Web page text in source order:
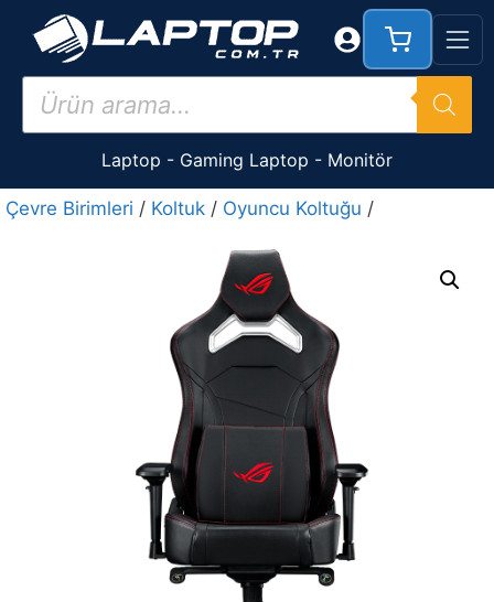
İçeriğe
Products
search
Laptop - Gaming Laptop - Monitör
Çevre Birimleri / Koltuk / Oyuncu Koltuğu /